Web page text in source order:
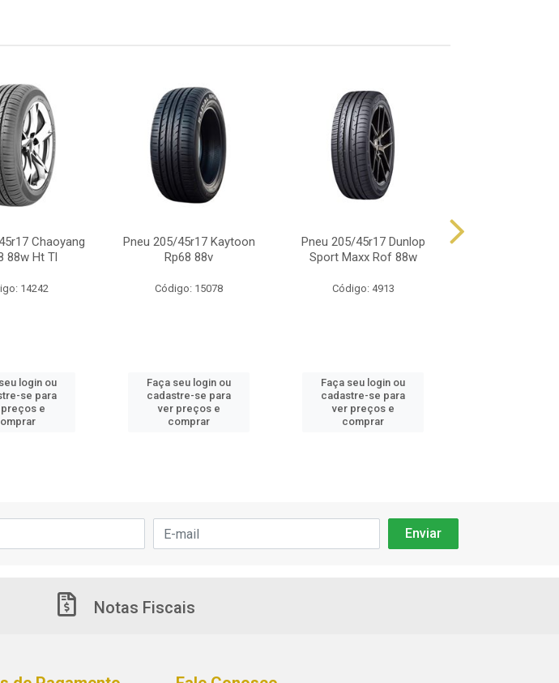
Chaoyang
88w Ht Tl
14242
login ou
se para
e
Pneu 205/45r17 Kaytoon
Rp68 88v
Código: 15078
Faça seu login ou
cadastre-se para
ver preços e
comprar
Pneu 205/45r17 Dunlop
Sport Maxx Rof 88w
Código: 4913
Faça seu login ou
cadastre-se para
ver preços e
comprar
Notas Fiscais